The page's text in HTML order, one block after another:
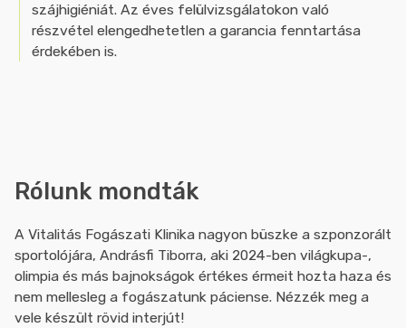
szájhigiéniát. Az éves felülvizsgálatokon való
részvétel elengedhetetlen a garancia fenntartása
érdekében is.
Rólunk mondták
A Vitalitás Fogászati Klinika nagyon büszke a szponzorált
sportolójára, Andrásfi Tiborra, aki 2024-ben világkupa-,
olimpia és más bajnokságok értékes érmeit hozta haza és
nem mellesleg a fogászatunk páciense. Nézzék meg a
vele készült rövid interjút!